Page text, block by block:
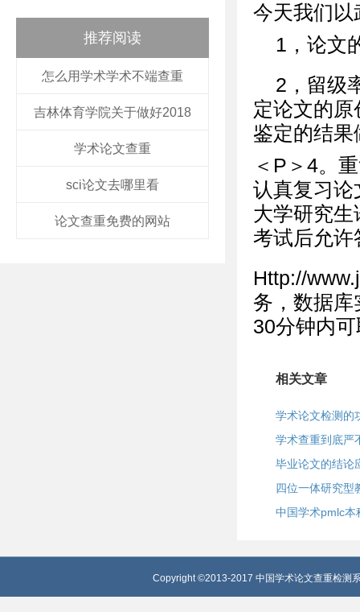
推荐阅读
怎么用学术学术不端查重
吉林体育学院关于做好2018
学术论文查重
sci论文去哪里看
论文查重免费的网站
今天我们以
1，论文
2，留级
定论文的
鉴定的结
＜P＞4。
认真复习论
大学研究
考试后允许
Http://
务，数据
30分钟内
相关文章
学术论文检测的
学术查重到底严
毕业论文的结论
四位一体研究型
中国学术pmlc本
Copyright ©2013-2017 中国学术论文查重检